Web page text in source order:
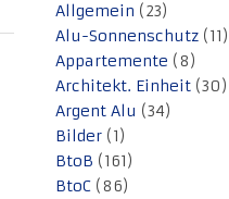
Allgemein (23)
Alu-Sonnenschutz (11)
Appartemente (8)
Architekt. Einheit (30)
Argent Alu (34)
Bilder (1)
BtoB (161)
BtoC (86)